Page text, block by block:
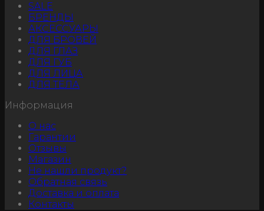
SALE
БРЕНДЫ
АКСЕССУАРЫ
ДЛЯ БРОВЕЙ
ДЛЯ ГЛАЗ
ДЛЯ ГУБ
ДЛЯ ЛИЦА
ДЛЯ ТЕЛА
Информация
О нас
Гарантии
Отзывы
Магазин
Не нашли продукт?
Обратная связь
Доставка и оплата
Контакты